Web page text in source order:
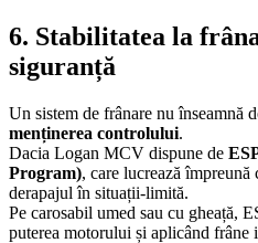
6. Stabilitatea la
siguranță
Un sistem de frânare nu înseamnă
menținerea controlului.
Dacia Logan MCV dispune de
Program), care lucrează
derapajul în situații-limită.
Pe carosabil umed sau cu gheață,
puterea motorului și aplicând frâne